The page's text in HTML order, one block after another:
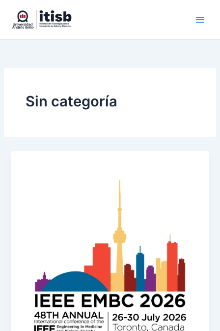
contenido
Sin categoría